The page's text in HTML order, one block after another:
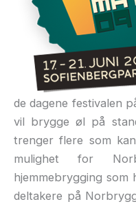
de dagene festivalen
vil brygge øl på
trenger flere som
mulighet for
hjemmebrygging som
deltakere på